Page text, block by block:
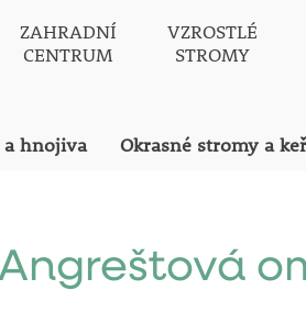
ZAHRADNÍ
CENTRUM
VZROSTLÉ
STROMY
hnojiva Okrasné stromy a